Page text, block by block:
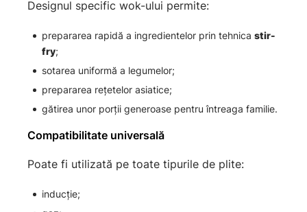
Designul specific wok-ului permite:
prepararea rapidă a ingredientelor prin tehnica stir-
fry;
sotarea uniformă a legumelor;
prepararea rețetelor asiatice;
gătirea unor porții generoase pentru întreaga familie.
Compatibilitate universală
Poate fi utilizată pe toate tipurile de plite:
inducție;